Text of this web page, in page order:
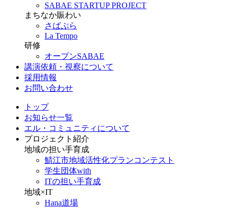
SABAE STARTUP PROJECT
まちなか賑わい
さばぷら
La Tempo
研修
オープンSABAE
講演依頼・視察について
採用情報
お問い合わせ
トップ
お知らせ一覧
エル・コミュニティについて
プロジェクト紹介
地域の担い手育成
鯖江市地域活性化プランコンテスト
学生団体with
ITの担い手育成
地域×IT
Hana道場